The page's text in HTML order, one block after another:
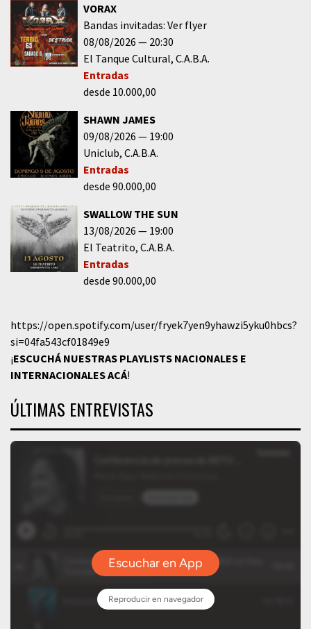
VORAX
Bandas invitadas: Ver flyer
08/08/2026
20:30
El Tanque Cultural C.A.B.A.
Entradas
desde 10.000,00
SHAWN JAMES
09/08/2026
19:00
Uniclub C.A.B.A.
Entradas
desde 90.000,00
SWALLOW THE SUN
13/08/2026
19:00
El Teatrito C.A.B.A.
Entradas
desde 90.000,00
https://open.spotify.com/user/fryek7yen9yhawzi5yku0hbcs?
si=04fa543cf01849e9
¡ESCUCHÁ NUESTRAS PLAYLISTS NACIONALES E
INTERNACIONALESACÁ!
ÚLTIMAS ENTREVISTAS